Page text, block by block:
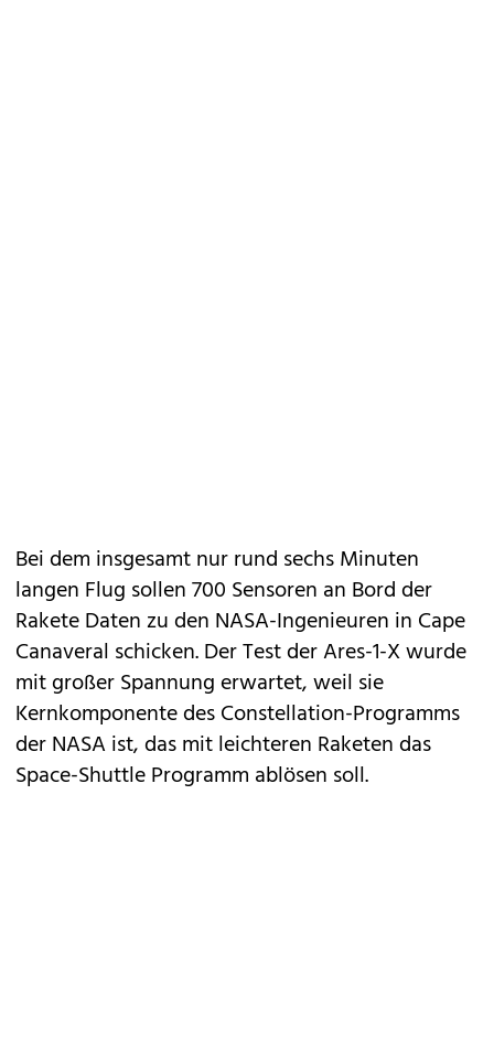
Bei dem insgesamt nur rund sechs Minuten
langen Flug sollen 700 Sensoren an Bord der
Rakete Daten zu den NASA-Ingenieuren in Cape
Canaveral schicken. Der Test der Ares-1-X wurde
mit großer Spannung erwartet, weil sie
Kernkomponente des Constellation-Programms
der NASA ist, das mit leichteren Raketen das
Space-Shuttle Programm ablösen soll.